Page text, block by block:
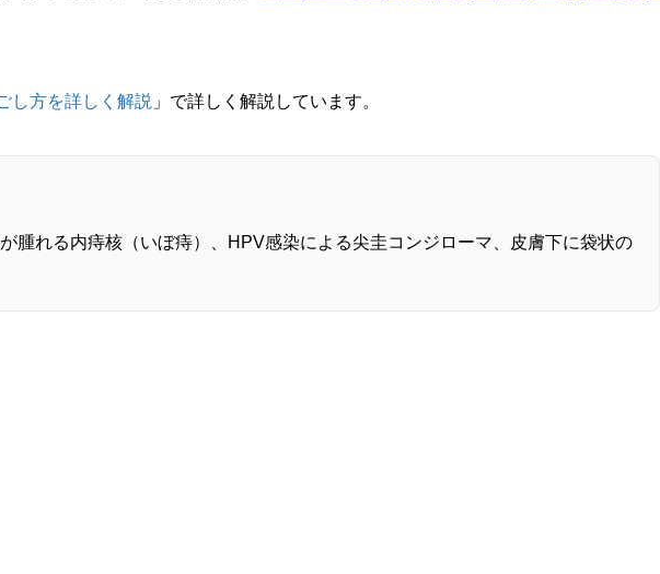
し方を詳しく解説 」で詳しく解説しています。
腫れる内痔核（いぼ痔）、HPV感染による尖圭コンジローマ、皮膚下に袋状の